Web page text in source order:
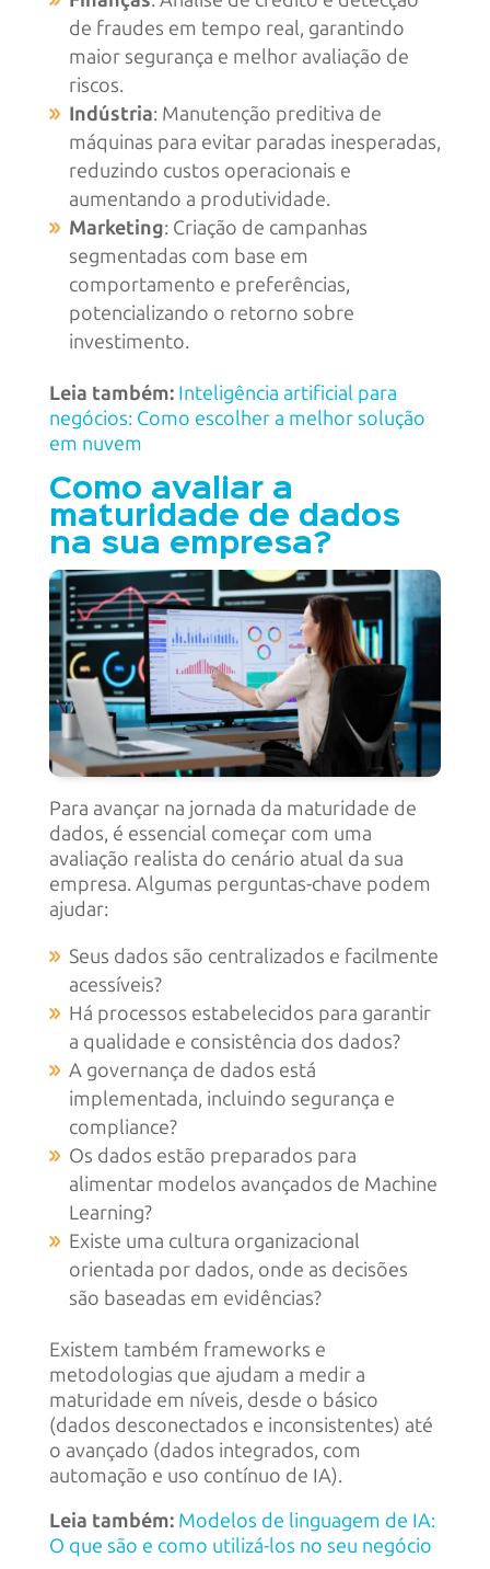
de fraudes em tempo real, garantindo
maior segurança e melhor avaliação de
riscos.
Indústria: Manutenção preditiva de
máquinas para evitar paradas inesperadas,
reduzindo custos operacionais e
aumentando a produtividade.
Marketing: Criação de campanhas
segmentadas com base em
comportamento e preferências,
potencializando o retorno sobre
investimento.
Leia também: Inteligência artificial para
negócios: Como escolher a melhor solução
em nuvem
Como avaliar a
maturidade de dados
na sua empresa?
Para avançar na jornada da maturidade de
dados, é essencial começar com uma
avaliação realista do cenário atual da sua
empresa. Algumas perguntas-chave podem
ajudar:
Seus dados são centralizados e facilmente
acessíveis?
Há processos estabelecidos para garantir
a qualidade e consistência dos dados?
A governança de dados está
implementada, incluindo segurança e
compliance?
Os dados estão preparados para
alimentar modelos avançados de Machine
Learning?
Existe uma cultura organizacional
orientada por dados, onde as decisões
são baseadas em evidências?
Existem também frameworks e
metodologias que ajudam a medir a
maturidade em níveis, desde o básico
(dados desconectados e inconsistentes) até
o avançado (dados integrados, com
automação e uso contínuo de IA).
Leia também: Modelos de linguagem de IA:
O que são e como utilizá-los no seu negócio